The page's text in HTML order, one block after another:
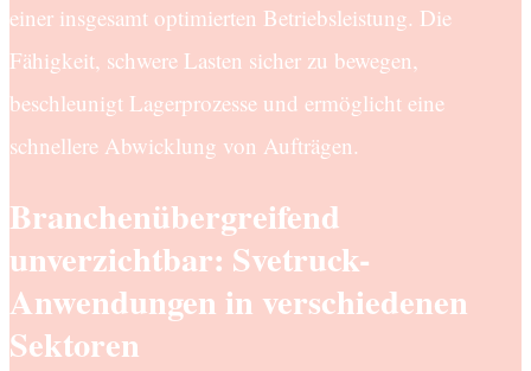
einer insgesamt optimierten Betriebsleistung. Die
Fähigkeit, schwere Lasten sicher zu bewegen,
beschleunigt Lagerprozesse und ermöglicht eine
schnellere Abwicklung von Aufträgen.
Branchenübergreifend
unverzichtbar: Svetruck-
Anwendungen in verschiedenen
Sektoren